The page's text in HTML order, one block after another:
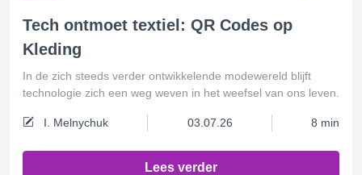
Tech ontmoet textiel: QR Codes op
Kleding
In de zich steeds verder ontwikkelende modewereld blijft
technologie zich een weg weven in het weefsel van ons leven.
I. Melnychuk 03.07.26 8 min
Lees verder